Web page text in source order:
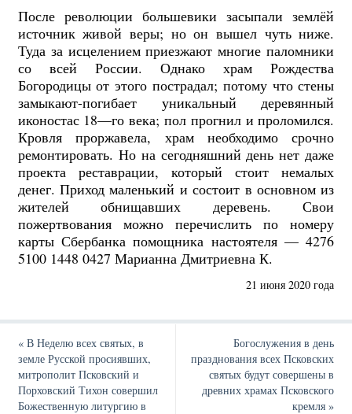
После революции большевики засыпали землёй
источник живой веры; но он вышел чуть ниже.
Туда за исцелением приезжают многие паломники
со всей России. Однако храм Рождества
Богородицы от этого пострадал; потому что стены
замыкают-погибает уникальный деревянный
иконостас 18—го века; пол прогнил и проломился.
Кровля проржавела, храм необходимо срочно
ремонтировать. Но на сегодняшний день нет даже
проекта реставрации, который стоит немалых
денег. Приход маленький и состоит в основном из
жителей обнищавших деревень. Свои
пожертвования можно перечислить по номеру
карты Сбербанка помощника настоятеля — 4276
5100 1448 0427 Марианна Дмитриевна К.
21 июня 2020 года
«В Неделю всех святых, в
земле Русской просиявших,
митрополит Псковский и
Порховский Тихон совершил
Божественную литургию в
Богослужения в день
празднования всех Псковских
святых будут совершены в
древних храмах Псковского
кремля»